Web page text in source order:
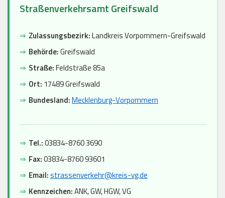
Straßenverkehrsamt Greifswald
⇒ Zulassungsbezirk:Landkreis Vorpommern-Greifswald
⇒ Behörde:Greifswald
⇒ Straße:Feldstraße 85a
⇒ Ort: 17489 Greifswald
⇒ Bundesland:Mecklenburg-Vorpommern
⇒ Tel.:03834-8760 3690
⇒ Fax:03834-8760 93601
⇒ Email:strassenverkehr@kreis-vg.de
⇒ Kennzeichen:ANK, GW, HGW, VG